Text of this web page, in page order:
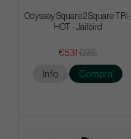
Odyssey Square 2 Square TRI-
HOT - Jailbird
€531 €585
Info Compra